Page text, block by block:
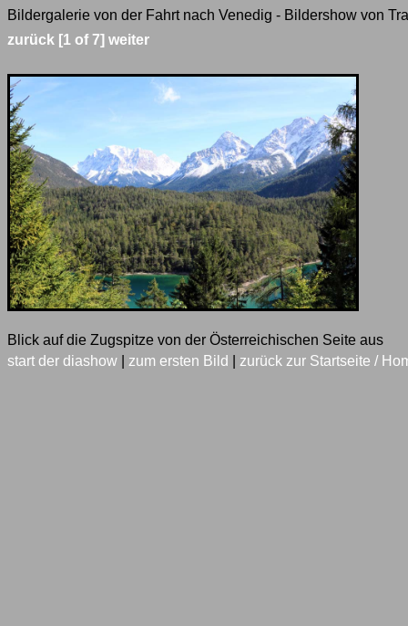
Bildergalerie von der Fahrt nach Venedig - Bildershow von
zurück [1 of 7] weiter
Blick auf die Zugspitze von der Österreichischen Seite aus
start der diashow
zum ersten Bild zurück zur Startseite /